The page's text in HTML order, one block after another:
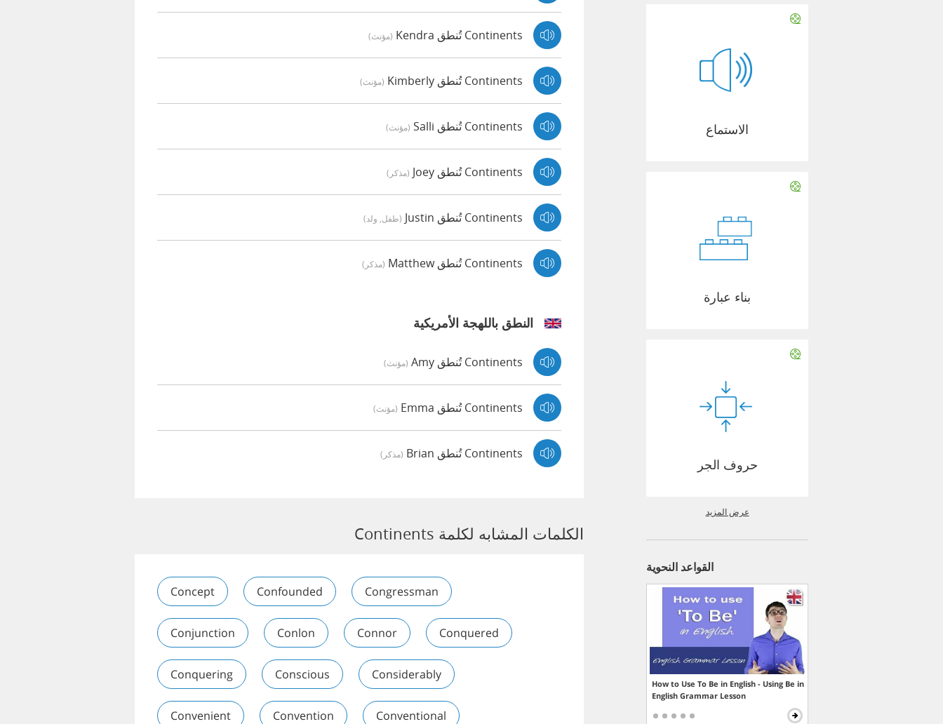
Continents تُنطق Kendra (مؤنث)
Continents تُنطق Kimberly (مؤنث)
Continents تُنطق Salli (مؤنث)
Continents تُنطق Joey (مذكر)
Continents تُنطق Justin (طفل, ولد)
Continents تُنطق Matthew (مذكر)
النطق باللهجة الأمريكية
Continents تُنطق Amy (مؤنث)
Continents تُنطق Emma (مؤنث)
Continents تُنطق Brian (مذكر)
الكلمات المشابه لكلمة Continents
Concept Confounded Congressman
Conjunction Conlon Connor Conquered
Conquering Conscious Considerably
Convenient Convention Conventional
الاستماع
بناء عبارة
حروف الجر
عرض المزيد
القواعد النحوية
How to Use To Be in English - Using Be in
English Grammar Lesson